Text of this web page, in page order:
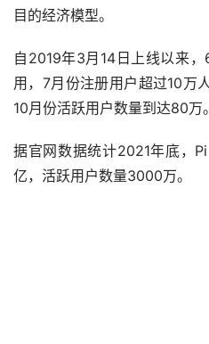
目的经济模型。
自2019年3月14日上线以来
用，7月份注册用户超过10万
10月份活跃用户数量到达80万。
据官网数据统计2021年底，
亿，活跃用户数量3000万。